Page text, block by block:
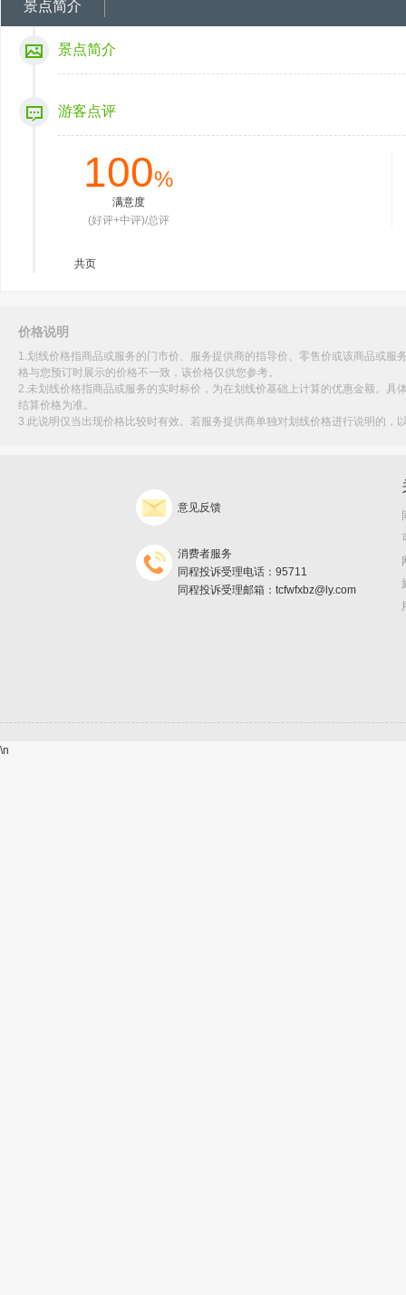
景点简介
景点简介
游客点评
100%
满意度
(好评+中评)/总评
共页
价格说明
1.划线价格指商品或服务的门市价、服务提供商的指导价、零售价或该商品或
格与您预订时展示的价格不一致，该价格仅供您参考。
2.未划线价格指商品或服务的实时标价，为在划线价基础上计算的优惠金额。
结算价格为准。
3.此说明仅当出现价格比较时有效。若服务提供商单独对划线价格进行说明的
意见反馈
消费者服务
同程投诉受理电话：95711
同程投诉受理邮箱：tcfwfxbz@ly.com
\n